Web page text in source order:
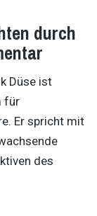
durch
Düse ist
für
Er spricht mit
des